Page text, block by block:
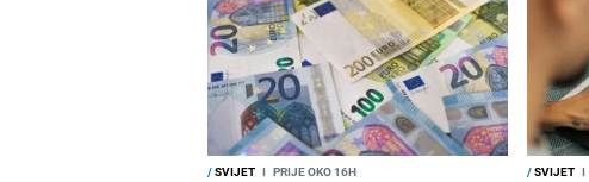
/SVIJET I PRIJE OKO 16H /SVIJET I